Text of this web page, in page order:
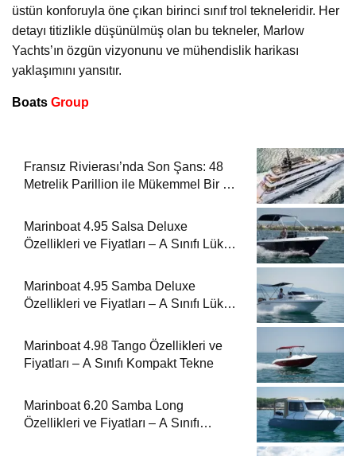
üstün konforuyla öne çıkan birinci sınıf trol tekneleridir. Her
detayı titizlikle düşünülmüş olan bu tekneler, Marlow
Yachts’ın özgün vizyonunu ve mühendislik harikası
yaklaşımını yansıtır.
Boats Group
Fransız Rivierası’nda Son Şans: 48
Metrelik Parillion ile Mükemmel Bir Yat
Marinboat 4.95 Salsa Deluxe
Özellikleri ve Fiyatları – A Sınıfı Lüks
Marinboat 4.95 Samba Deluxe
Özellikleri ve Fiyatları – A Sınıfı Lüks
Marinboat 4.98 Tango Özellikleri ve
Fiyatları – A Sınıfı Kompakt Tekne
Marinboat 6.20 Samba Long
Özellikleri ve Fiyatları – A Sınıfı